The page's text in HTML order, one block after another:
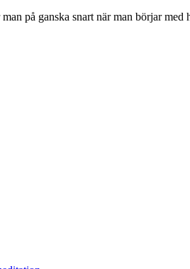
på ganska snart när man börjar